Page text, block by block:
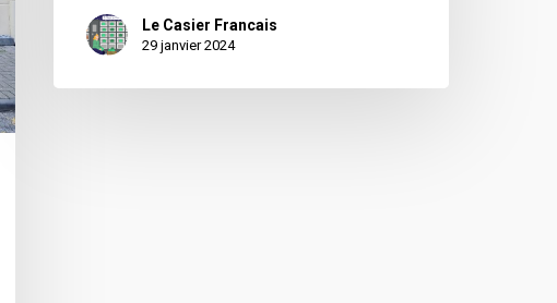
Le Casier Francais
29 janvier 2024